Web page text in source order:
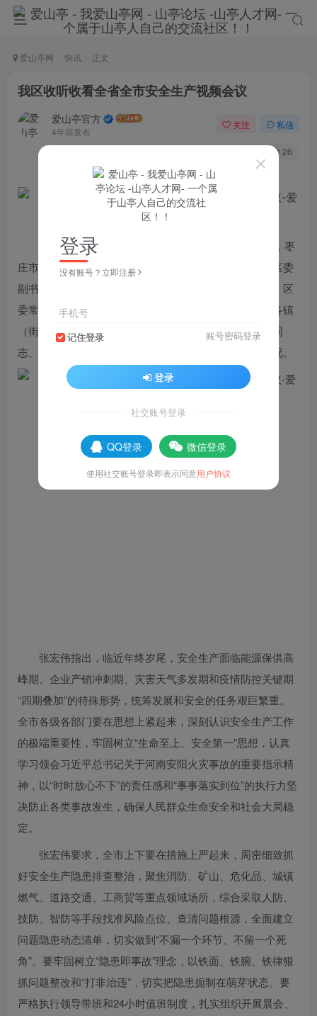
爱山亭网 快讯 正文
我区收听收看全省全市安全生产视频会议
爱山亭官方
4年前发布
关注 私信
26
“山亭快报”
11月24日下午，全省安全生产视频会议召开。会后，枣
庄市召开续会，市委副书记、市长张宏伟主持并讲话。区委
副书记、区长刘洪鹏，山亭经济开发区管委会主任齐健，区
委常委、副区长王彪，副区长、区公安分局局长王琦；各镇
（街）主要负责同志、区安委会有关成员单位主要负责同
志、有关企业主要负责同志在山亭宾馆收听收看会议实况。
张宏伟指出，临近年终岁尾，安全生产面临能源保供高
峰期、企业产销冲刺期、灾害天气多发期和疫情防控关键期
“四期叠加”的特殊形势，统筹发展和安全的任务艰巨繁重。
全市各级各部门要在思想上紧起来，深刻认识安全生产工作
的极端重要性，牢固树立“生命至上、安全第一”思想，认真
学习领会习近平总书记关于河南安阳火灾事故的重要指示精
神，以“时时放心不下”的责任感和“事事落实到位”的执行力坚
决防止各类事故发生，确保人民群众生命安全和社会大局稳
定。
张宏伟要求，全市上下要在措施上严起来，周密细致抓
好安全生产隐患排查整治，聚焦消防、矿山、危化品、城镇
燃气、道路交通、工商贸等重点领域场所，综合采取人防、
技防、智防等手段找准风险点位、查清问题根源，全面建立
问题隐患动态清单，切实做到“不漏一个环节、不留一个死
角”。要牢固树立“隐患即事故”理念，以铁面、铁腕、铁律狠
抓问题整改和“打非治违”，切实把隐患扼制在萌芽状态。要
严格执行领导带班和24小时值班制度，扎实组织开展晨会、
登录
没有账号？立即注册
手机号
记住登录 账号密码登录
登录
社交账号登录
QQ登录 微信登录
使用社交账号登录即表示同意用户协议